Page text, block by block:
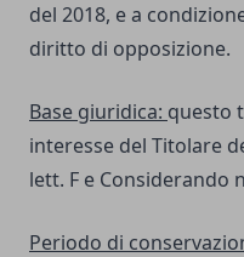
del 2018, e a
diritto di opposizione.
Base giuridica: questo
interesse del Titolare
lett. F e Considerando
Periodo di